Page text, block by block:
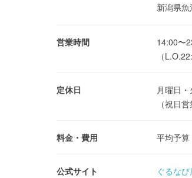
新潟県
営業時間
14:00〜
（
定休日
月曜日・
（祝日
料金・費用 平均予
公式サイト ぐるな